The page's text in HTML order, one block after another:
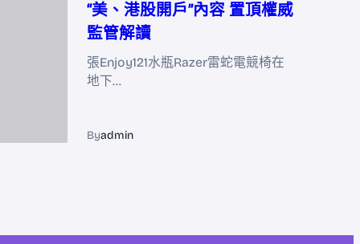
“美、港股開戶”內容 置頂權威
監管解讀
張Enjoy121水瓶Razer雷蛇電競椅在
地下…
Byadmin